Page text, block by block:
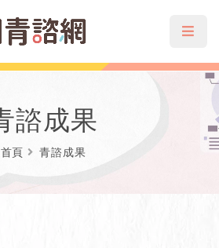
選單
諮成果
首頁 青諮成果